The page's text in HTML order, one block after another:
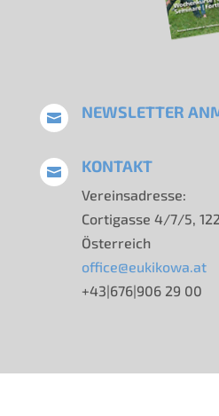
 NEWSLETTER
 KONTAKT
Vereinsadresse:
Cortigasse 4/7/5,
Österreich
office@eukikowa.at
+43|676|906 29 00